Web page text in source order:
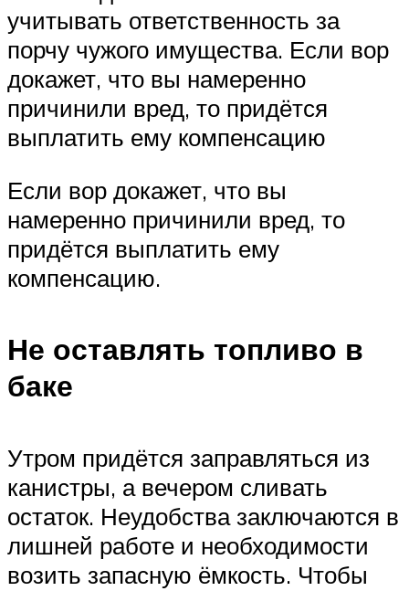
учитывать ответственность за
порчу чужого имущества. Если вор
докажет, что вы намеренно
причинили вред, то придётся
выплатить ему компенсацию
Если вор докажет, что вы
намеренно причинили вред, то
придётся выплатить ему
компенсацию.
Не оставлять топливо в
баке
Утром придётся заправляться из
канистры, а вечером сливать
остаток. Неудобства заключаются в
лишней работе и необходимости
возить запасную ёмкость. Чтобы